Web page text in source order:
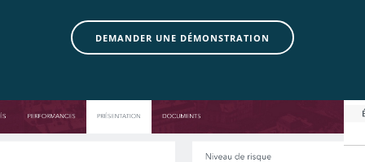
DEMANDER UNE DÉMONSTRATION